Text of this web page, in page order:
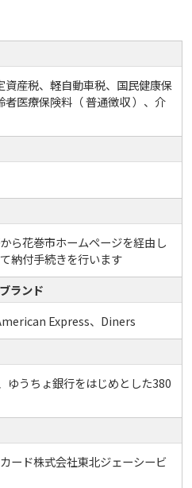
資産税、軽自動車税、国民健康保
医療保険料（ 普通徴収 ）、介
ら花巻市ホームページを経由し
納付手続きを行います
ランド
Express、Diners
ゆうちょ銀行をはじめとした380
ード株式会社東北ジェーシービ